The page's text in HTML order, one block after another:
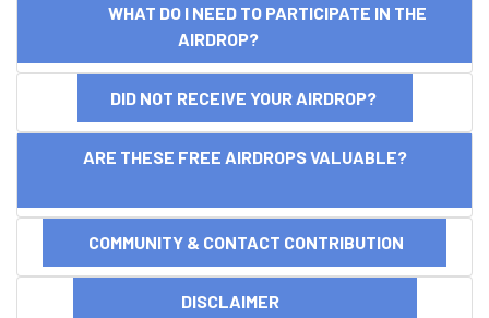
WHAT DO I NEED TO PARTICIPATE IN THE
AIRDROP?
DID NOT RECEIVE YOUR AIRDROP?
ARE THESE FREE AIRDROPS VALUABLE?
COMMUNITY & CONTACT CONTRIBUTION
DISCLAIMER